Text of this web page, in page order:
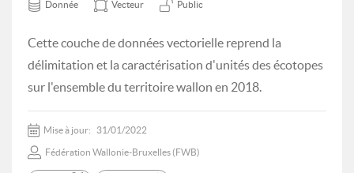
Donnée Vecteur Public
Cette couche de données vectorielle reprend la
délimitation et la caractérisation d'unités des écotopes
sur l'ensemble du territoire wallon en 2018.
Mise à jour: 31/01/2022
Fédération Wallonie-Bruxelles (FWB)